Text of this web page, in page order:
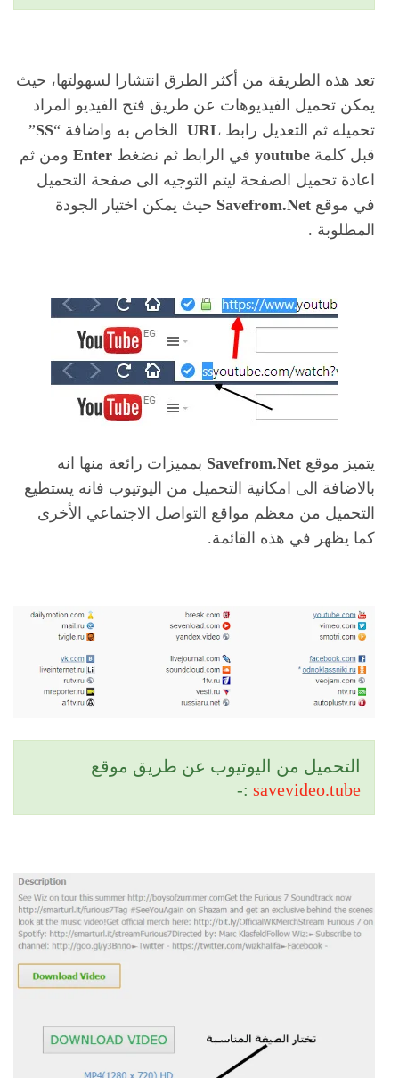
تعد هذه الطريقة من أكثر الطرق انتشارا لسهولتها، حيث
يمكن تحميل الفيديوهات عن طريق فتح الفيديو المراد
تحميله ثم التعديل رابط URL الخاص به واضافة “SS
”
قبل كلمة youtube في الرابط ثم نضغط Enter ومن ثم
اعادة تحميل الصفحة ليتم التوجيه الى صفحة التحميل
في موقع Savefrom.Net حيث يمكن اختيار الجودة
المطلوبة .
يتميز موقع Savefrom.Net بمميزات رائعة منها انه
بالاضافة الى امكانية التحميل من اليوتيوب فانه يستطيع
التحميل من معظم مواقع التواصل الاجتماعي الأخرى
كما يظهر في هذه القائمة.
التحميل من اليوتيوب عن طريق موقع
savevideo.tube
:-